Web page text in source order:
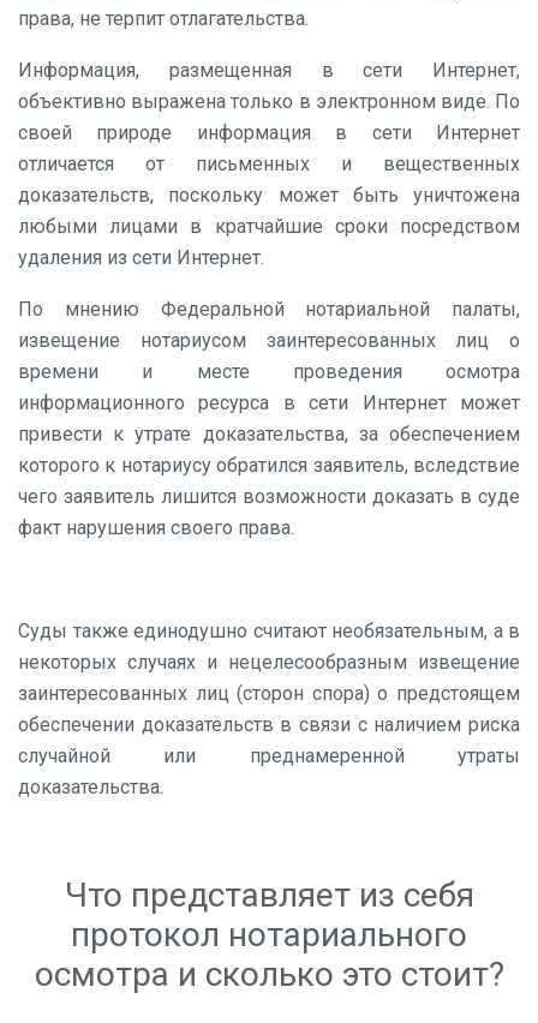
права, не терпит отлагательства.
Информация, размещенная в сети Интернет,
объективно выражена только в электронном виде. По
своей природе информация в сети Интернет
отличается от письменных и вещественных
доказательств, поскольку может быть уничтожена
любыми лицами в кратчайшие сроки посредством
удаления из сети Интернет.
По мнению Федеральной нотариальной палаты,
извещение нотариусом заинтересованных лиц о
времени и месте проведения осмотра
информационного ресурса в сети Интернет может
привести к утрате доказательства, за обеспечением
которого к нотариусу обратился заявитель, вследствие
чего заявитель лишится возможности доказать в суде
факт нарушения своего права.
Суды также единодушно считают необязательным, а в
некоторых случаях и нецелесообразным извещение
заинтересованных лиц (сторон спора) о предстоящем
обеспечении доказательств в связи с наличием риска
случайной или преднамеренной утраты
доказательства.
Что представляет из себя
протокол нотариального
осмотра и сколько это стоит?